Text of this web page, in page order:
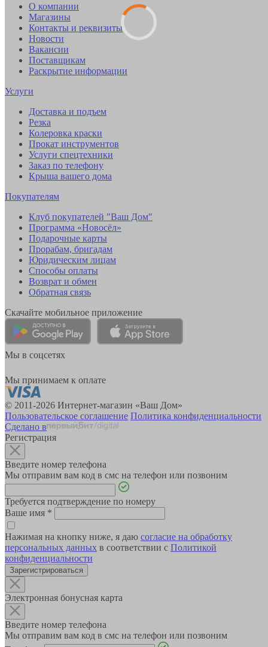
О компании
Магазины
Контакты и реквизиты
Новости
Вакансии
Поставщикам
Раскрытие информации
Услуги
Доставка и подъем
Резка
Колеровка краски
Прокат инструментов
Услуги спецтехники
Заказ по телефону
Крыша вашего дома
Покупателям
Клуб покупателей "Ваш Дом"
Программа «Новосёл»
Подарочные карты
Прорабам, бригадам
Юридическим лицам
Способы оплаты
Возврат и обмен
Обратная связь
Скачайте мобильное приложение
Мы в соцсетях
Мы принимаем к оплате
© 2011-2026 Интернет-магазин «Ваш Дом»
Пользовательское соглашение Политика конфиденциальности
Сделано в
Регистрация
Введите номер телефона
Мы отправим вам код в смс на телефон или позвоним
Требуется подтверждение по номеру
Ваше имя *
Нажимая на кнопку ниже, я даю согласие на обработку
персональных данных в соответствии с Политикой
конфиденциальности
Зарегистрироваться
Электронная бонусная карта
Введите номер телефона
Мы отправим вам код в смс на телефон или позвоним